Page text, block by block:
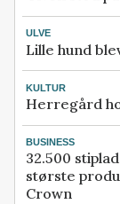
ULVE
Lille hund
KULTUR
Herregård
BUSINESS
32.500
største
Crown